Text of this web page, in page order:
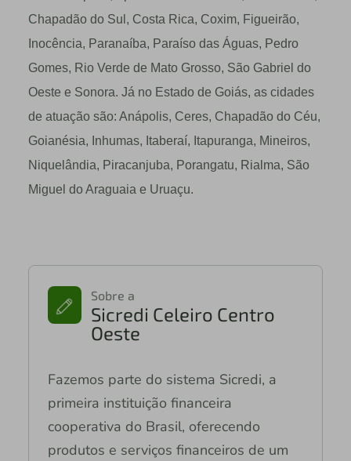
Chapadão do Sul, Costa Rica, Coxim, Figueirão,
Inocência, Paranaíba, Paraíso das Águas, Pedro
Gomes, Rio Verde de Mato Grosso, São Gabriel do
Oeste e Sonora. Já no Estado de Goiás, as cidades
de atuação são: Anápolis, Ceres, Chapadão do Céu,
Goianésia, Inhumas, Itaberaí, Itapuranga, Mineiros,
Niquelândia, Piracanjuba, Porangatu, Rialma, São
Miguel do Araguaia e Uruaçu.
Sobre a
Sicredi Celeiro Centro
Oeste
Fazemos parte do sistema Sicredi, a
primeira instituição financeira
cooperativa do Brasil, oferecendo
produtos e serviços financeiros de um